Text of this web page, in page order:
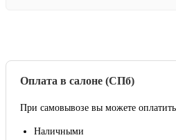
Оплата в салоне (СПб)
При самовывозе вы можете оплатить
Наличными